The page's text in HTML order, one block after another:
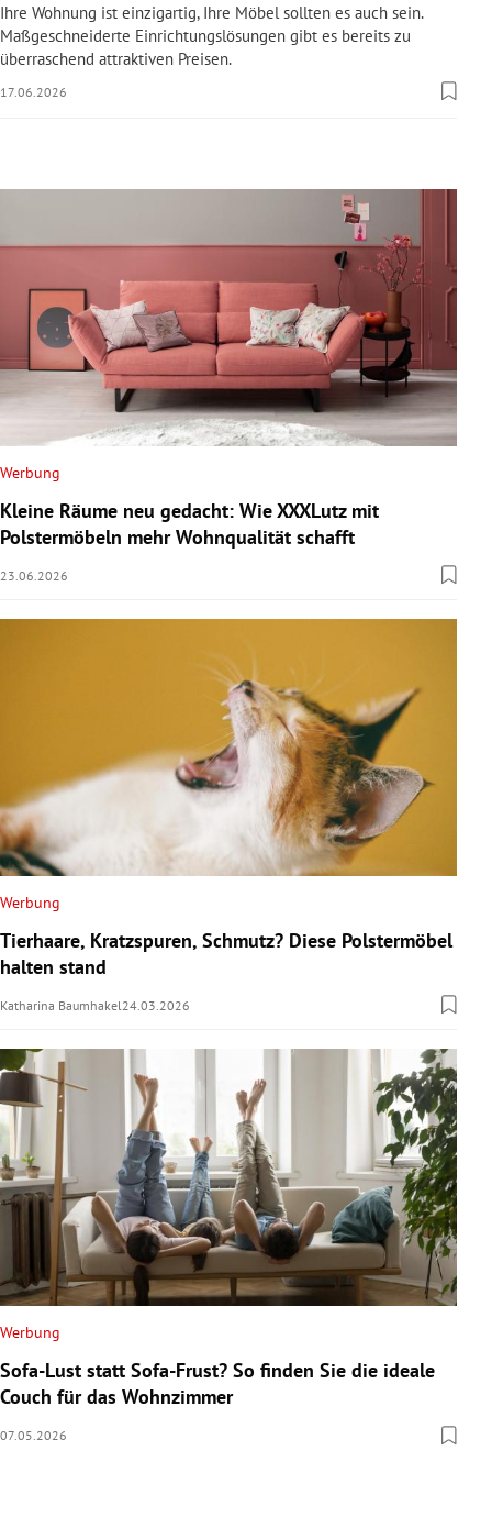
Untermenü
Untermenü
Untermenü
Ihre Wohnung ist einzigartig, Ihre Möbel sollten es auch sein.
Maßgeschneiderte Einrichtungslösungen gibt es bereits zu
überraschend attraktiven Preisen.
17.06.2026
Werbung
Kleine Räume neu gedacht: Wie XXXLutz mit
Polstermöbeln mehr Wohnqualität schafft
23.06.2026
Werbung
Tierhaare, Kratzspuren, Schmutz? Diese Polstermöbel
halten stand
Katharina Baumhakel 24.03.2026
Werbung
Sofa-Lust statt Sofa-Frust? So finden Sie die ideale
Couch für das Wohnzimmer
07.05.2026